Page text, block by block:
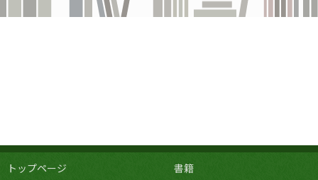
トップページ
書籍